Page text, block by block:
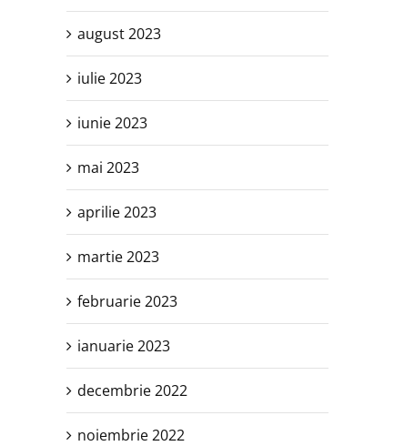
august 2023
iulie 2023
iunie 2023
mai 2023
aprilie 2023
martie 2023
februarie 2023
ianuarie 2023
decembrie 2022
noiembrie 2022